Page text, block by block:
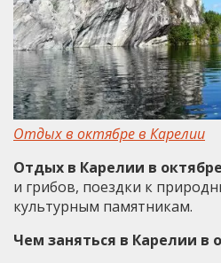
Отдых в октябре в Карелии
Отдых в Карелии в октябре
и грибов, поездки к
культурным памятникам.
Чем заняться в Карелии в